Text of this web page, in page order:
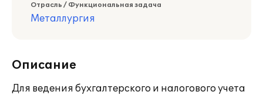
Отрасль / Функциональная задача
Металлургия
Описание
Для ведения бухгалтерского и налогового учета